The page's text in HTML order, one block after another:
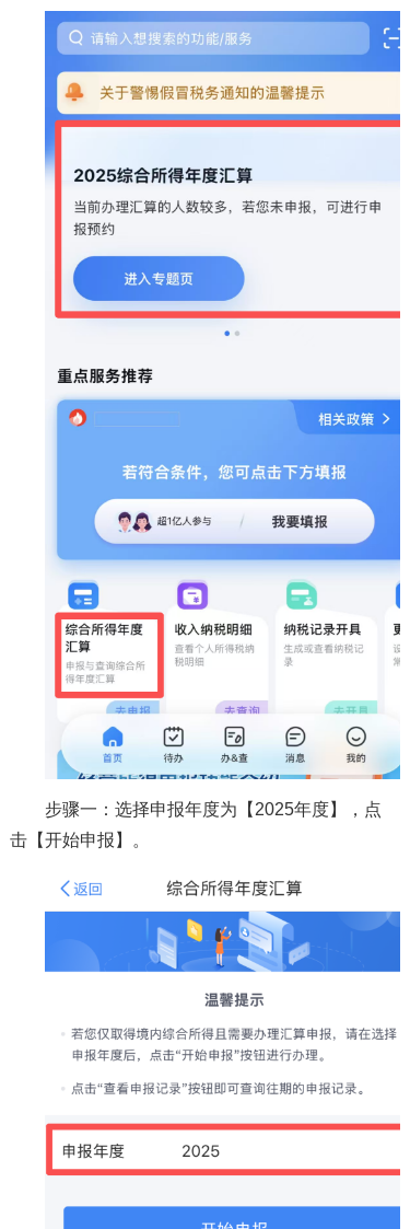
步骤一：选择申报年度为【2025年度】，点
击【开始申报】。